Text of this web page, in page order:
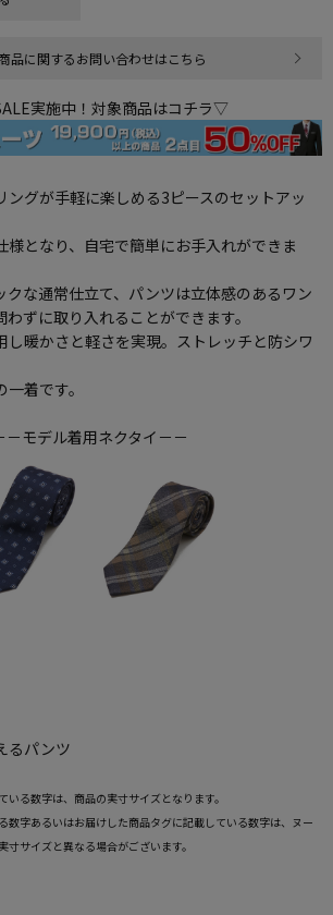
品に関するお問い合わせはこちら
実施中！対象商品はコチラ▽
ングが手軽に楽しめる3ピースのセットアッ
様となり、自宅で簡単にお手入れができま
クな通常仕立て、パンツは立体感のあるワン
ずに取り入れることができます。
し暖かさと軽さを実現。ストレッチと防シワ
着です。
－モデル着用ネクタイ－－
るパンツ
いる数字は、商品の実寸サイズとなります。
数字あるいはお届けした商品タグに記載している数字は、ヌー
寸サイズと異なる場合がございます。